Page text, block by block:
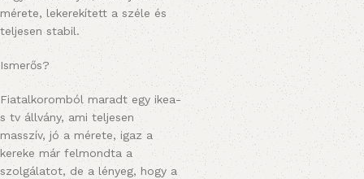
mérete, lekerekített a széle és
teljesen stabil.
Ismerős?
Fiatalkoromból maradt egy ikea-
s tv állvány, ami teljesen
masszív, jó a mérete, igaz a
kereke már felmondta a
szolgálatot, de a lényeg, hogy a